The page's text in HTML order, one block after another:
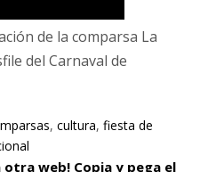
de la comparsa La
del Carnaval de
, cultura, fiesta de
web! Copia y pega el